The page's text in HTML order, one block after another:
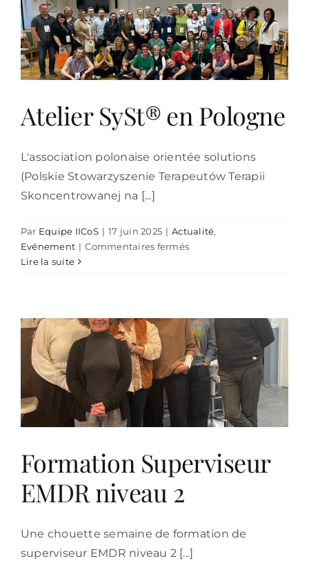
expérience
partagée
Atelier SySt® en Pologne
L'association polonaise orientée solutions
(Polskie Stowarzyszenie Terapeutów Terapii
Skoncentrowanej na [...]
Par Equipe IICoS | 17 juin 2025 | Actualité,
Evénement | Commentaires ferméssur
Lire la suite
Formation Superviseur
EMDR niveau 2
Une chouette semaine de formation de
superviseur EMDR niveau 2 [...]